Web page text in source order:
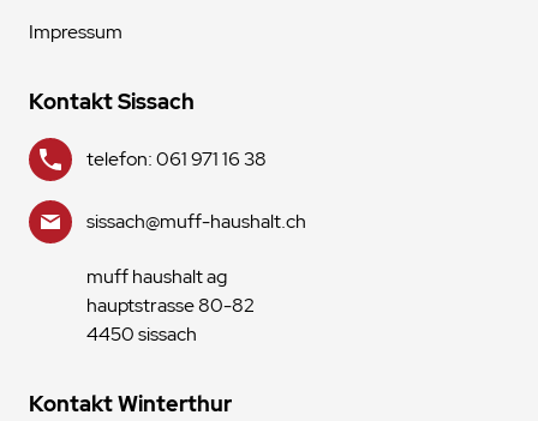
Impressum
Kontakt Sissach
telefon: 061 971 16 38
sissach@muff-haushalt.ch
muff haushalt ag
hauptstrasse 80-82
4450 sissach
Kontakt Winterthur